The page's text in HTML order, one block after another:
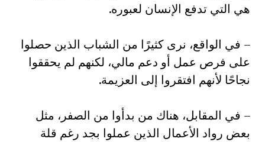
هي التي تدفع الإنسان لعبوره.
– في الواقع، نرى كثيرًا من الشباب الذين حصلوا
على فرص عمل أو دعم مالي، لكنهم لم يحققوا
نجاحًا لأنهم افتقروا إلى العزيمة.
– في المقابل، هناك من بدأوا من الصفر، مثل
بعض رواد الأعمال الذين عملوا بجد رغم قلة